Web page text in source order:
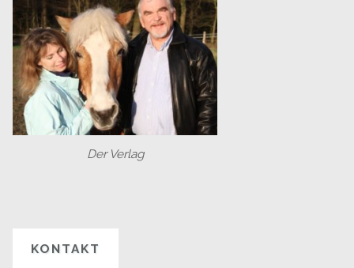
Der Verlag
KONTAKT